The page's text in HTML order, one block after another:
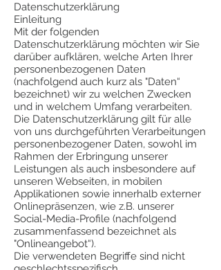
Datenschutzerklärung
Einleitung
Mit der folgenden
Datenschutzerklärung möchten wir Sie
darüber aufklären, welche Arten Ihrer
personenbezogenen Daten
(nachfolgend auch kurz als "Daten“
bezeichnet) wir zu welchen Zwecken
und in welchem Umfang verarbeiten.
Die Datenschutzerklärung gilt für alle
von uns durchgeführten Verarbeitungen
personenbezogener Daten, sowohl im
Rahmen der Erbringung unserer
Leistungen als auch insbesondere auf
unseren Webseiten, in mobilen
Applikationen sowie innerhalb externer
Onlinepräsenzen, wie z.B. unserer
Social-Media-Profile (nachfolgend
zusammenfassend bezeichnet als
"Onlineangebot“).
Die verwendeten Begriffe sind nicht